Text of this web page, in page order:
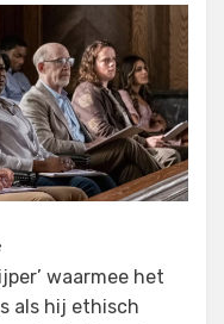
waarmee het
als hij ethisch